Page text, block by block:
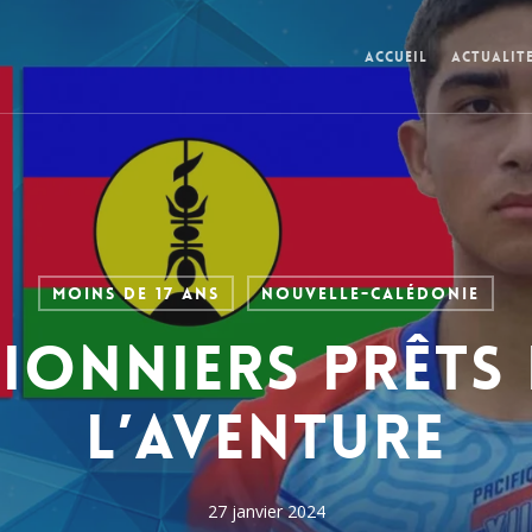
Accueil
Moins de 17 ans Nouvelle-Calédonie
l’aventure
27 janvier 2024